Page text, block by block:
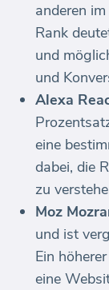
anderen
Rank
und
und
Alexa
eine
dabei, die
zu
Moz
und ist
Ein
eine